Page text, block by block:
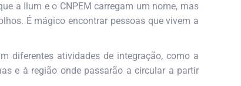
a Ilum e o CNPEM carregam um nome, mas
É mágico encontrar pessoas que vivem a
diferentes atividades de integração, como a
e à região onde passarão a circular a partir